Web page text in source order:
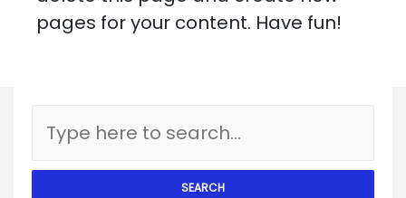
pages for your content. Have fun!
SEARCH